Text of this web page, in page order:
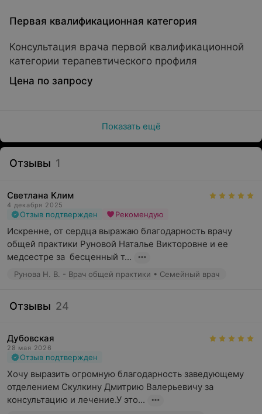
Первая квалификационная категория
Консультация врача первой квалификационной
категории терапевтического профиля
Цена по запросу
Показать ещё
Отзывы 1
Светлана Клим
4 декабря 2025
Отзыв подтвержден Рекомендую
Искренне, от сердца выражаю благодарность врачу
общей практики Руновой Наталье Викторовне и ее
медсестре за  бесценный т...
Рунова Н. В. - Врач общей практики • Семейный врач
Отзывы 24
Дубовская
28 мая 2026
Отзыв подтвержден
Хочу выразить огромную благодарность заведующему
отделением Скулкину Дмитрию Валерьевичу за
консультацию и лечение.У это...